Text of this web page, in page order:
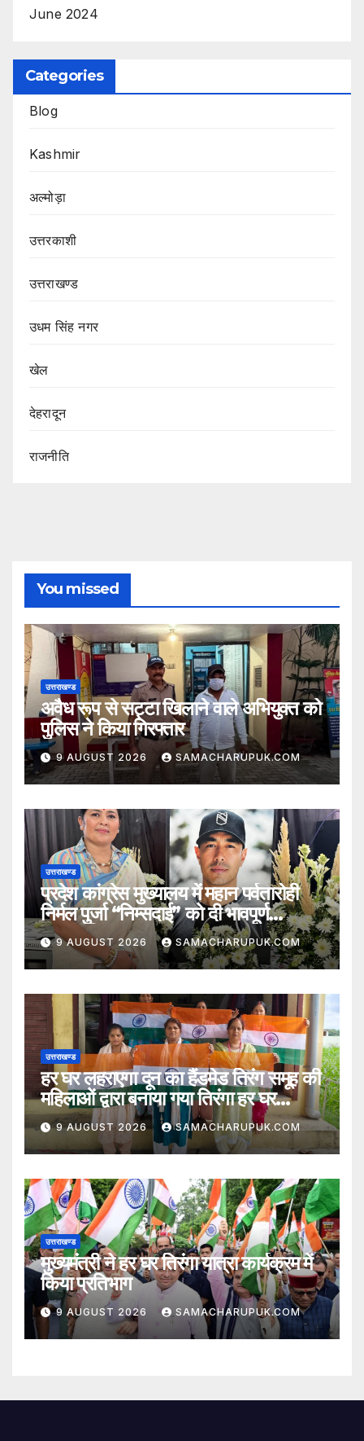
June 2024
Categories
Blog
Kashmir
अल्मोड़ा
उत्तरकाशी
उत्तराखण्ड
उधम सिंह नगर
खेल
देहरादून
राजनीति
You missed
उत्तराखण्ड
अवैध रूप से सट्टा खिलाने वाले अभियुक्त को
पुलिस ने किया गिरफ्तार
9 AUGUST 2026 SAMACHARUPUK.COM
उत्तराखण्ड
प्रदेश कांग्रेस मुख्यालय में महान पर्वतारोही
निर्मल पुर्जा “निम्सदाई” को दी भावपूर्ण
श्रद्धांजलि
9 AUGUST 2026 SAMACHARUPUK.COM
उत्तराखण्ड
हर घर लहराएगा दून का हैंडमेड तिरंग समूह की
महिलाओं द्वारा बनाया गया तिरंगा हर घर
लहराएगा
9 AUGUST 2026 SAMACHARUPUK.COM
उत्तराखण्ड
मुख्यमंत्री ने हर घर तिरंगा यात्रा कार्यक्रम में
किया प्रतिभाग
9 AUGUST 2026 SAMACHARUPUK.COM